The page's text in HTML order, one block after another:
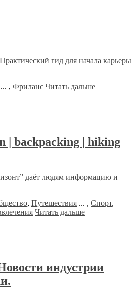
гид для начала карьеры
... , Фриланс Читать дальше
| backpacking | hiking
даёт людям информацию и
, Путешествия ... , Спорт,
Читать дальше
индустрии